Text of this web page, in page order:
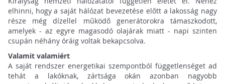
elhinni, hogy a saját hálózat bevezetése előtt a lakosság nagy
része még dízellel működő generátorokra támaszkodott,
amelyek - az egyre magasodó olajárak miatt - napi szinten
csupán néhány óráig voltak bekapcsolva.
Valamit valamiért
A saját rendszer energetikai szempontból függetlenséget ad
tehát a lakóknak, zártsága okán azonban nagyobb